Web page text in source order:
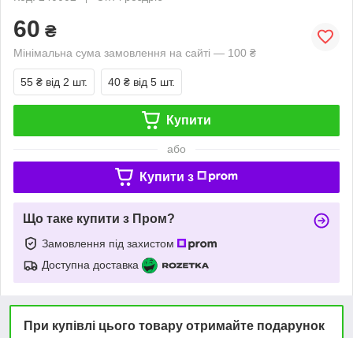
60 ₴
Мінімальна сума замовлення на сайті — 100 ₴
55 ₴ від 2 шт. 40 ₴ від 5 шт.
Купити
або
Купити з
Що таке купити з Пром?
Замовлення під захистом
Доступна доставка
При купівлі цього товару отримайте подарунок